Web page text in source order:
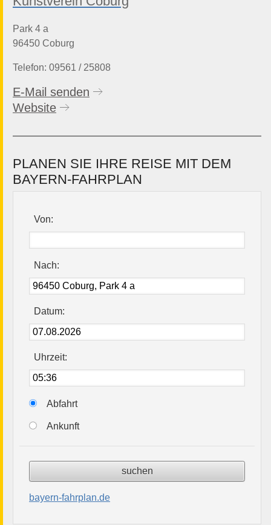
Park 4 a
96450 Coburg
Telefon: 09561 / 25808
E-Mail senden
Website
PLANEN SIE IHRE REISE MIT DEM
BAYERN-FAHRPLAN
Von:
Nach:
Datum:
Uhrzeit:
Abfahrt
Ankunft
bayern-fahrplan.de